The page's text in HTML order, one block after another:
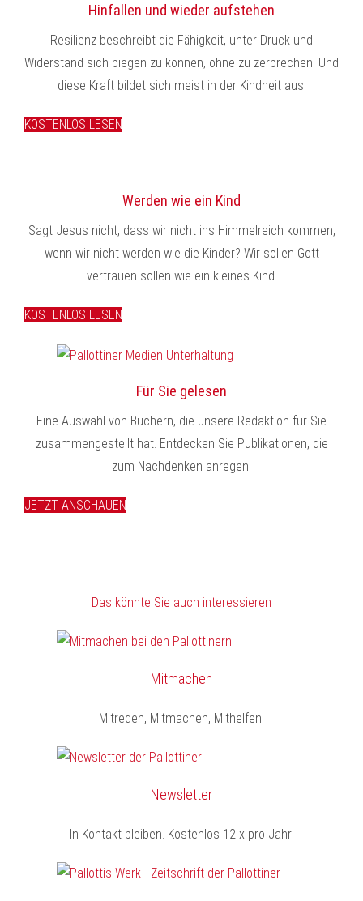
Hinfallen und wieder aufstehen
Resilienz beschreibt die Fähigkeit, unter Druck und
Widerstand sich biegen zu können, ohne zu zerbrechen. Und
diese Kraft bildet sich meist in der Kindheit aus.
KOSTENLOS LESEN
Werden wie ein Kind
Sagt Jesus nicht, dass wir nicht ins Himmelreich kommen,
wenn wir nicht werden wie die Kinder? Wir sollen Gott
vertrauen sollen wie ein kleines Kind.
KOSTENLOS LESEN
Für Sie gelesen
Eine Auswahl von Büchern, die unsere Redaktion für Sie
zusammengestellt hat. Entdecken Sie Publikationen, die
zum Nachdenken anregen!
JETZT ANSCHAUEN
Das könnte Sie auch interessieren
Mitmachen
Mitreden, Mitmachen, Mithelfen!
Newsletter
In Kontakt bleiben. Kostenlos 12 x pro Jahr!